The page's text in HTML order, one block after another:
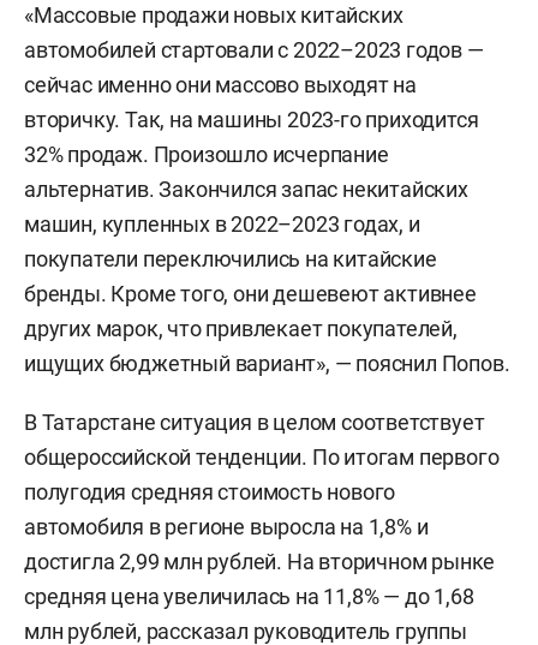
«Массовые продажи новых китайских
автомобилей стартовали с 2022–2023 годов —
сейчас именно они массово выходят на
вторичку. Так, на машины 2023-го приходится
32% продаж. Произошло исчерпание
альтернатив. Закончился запас некитайских
машин, купленных в 2022–2023 годах, и
покупатели переключились на китайские
бренды. Кроме того, они дешевеют активнее
других марок, что привлекает покупателей,
ищущих бюджетный вариант», — пояснил Попов.
В Татарстане ситуация в целом соответствует
общероссийской тенденции. По итогам первого
полугодия средняя стоимость нового
автомобиля в регионе выросла на 1,8% и
достигла 2,99 млн рублей. На вторичном рынке
средняя цена увеличилась на 11,8% — до 1,68
млн рублей, рассказал руководитель группы